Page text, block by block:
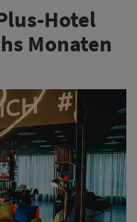
Hotel
Monaten